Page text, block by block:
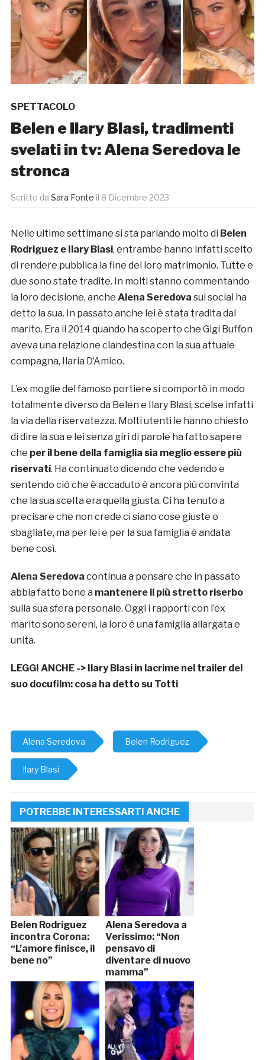
SPETTACOLO
Belen e Ilary Blasi, tradimenti
svelati in tv: Alena Seredova le
stronca
Scritto da Sara Fonte il 8 Dicembre 2023
Nelle ultime settimane si sta parlando molto di Belen
Rodriguez e Ilary Blasi, entrambe hanno infatti scelto
di rendere pubblica la fine del loro matrimonio. Tutte e
due sono state tradite. In molti stanno commentando
la loro decisione, anche Alena Seredova sui social ha
detto la sua. In passato anche lei è stata tradita dal
marito. Era il 2014 quando ha scoperto che Gigi Buffon
aveva una relazione clandestina con la sua attuale
compagna, Ilaria D’Amico.
L’ex moglie del famoso portiere si comportò in modo
totalmente diverso da Belen e Ilary Blasi, scelse infatti
la via della riservatezza. Molti utenti le hanno chiesto
di dire la sua e lei senza giri di parole ha fatto sapere
che per il bene della famiglia sia meglio essere più
riservati. Ha continuato dicendo che vedendo e
sentendo ciò che è accaduto è ancora più convinta
che la sua scelta era quella giusta. Ci ha tenuto a
precisare che non crede ci siano cose giuste o
sbagliate, ma per lei e per la sua famiglia è andata
bene così.
Alena Seredova continua a pensare che in passato
abbia fatto bene a mantenere il più stretto riserbo
sulla sua sfera personale. Oggi i rapporti con l’ex
marito sono sereni, la loro è una famiglia allargata e
unita.
LEGGI ANCHE ->
Ilary Blasi in lacrime nel trailer del
suo docufilm: cosa ha detto su Totti
Alena Seredova Belen Rodriguez
Ilary Blasi
POTREBBE INTERESSARTI ANCHE
Belen Rodriguez
incontra Corona:
“L’amore finisce, il
bene no”
Alena Seredova a
Verissimo: “Non
pensavo di
diventare di nuovo
mamma”